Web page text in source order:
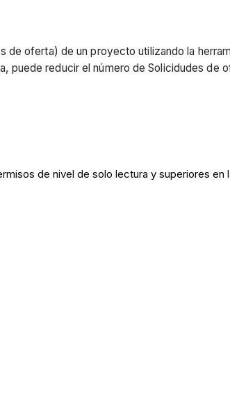
oferta) de un proyecto utilizando la
puede reducir el número de Solicidudes
de nivel de solo lectura y superiores